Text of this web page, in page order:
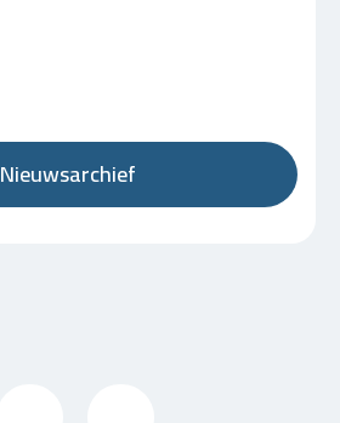
Nieuwsarchief